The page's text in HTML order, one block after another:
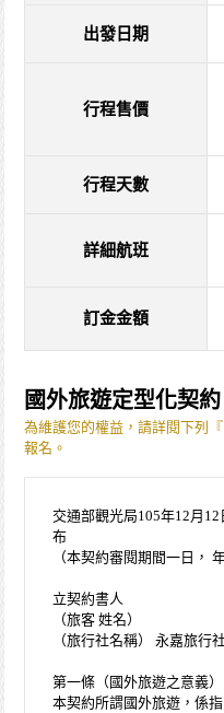
出發日期
行程售價
行程天數
詳細航班
訂金金額
國外旅遊定型化契約
為維護您的權益，請詳閱下列
報名。
交通部觀光局105年12月
布
（本契約審閱期間一日，
立契約書人
（旅客 姓名） （以
（旅行社名稱） 永嘉旅
第一條（國外旅遊之意義）
本契約所謂國外旅遊，係